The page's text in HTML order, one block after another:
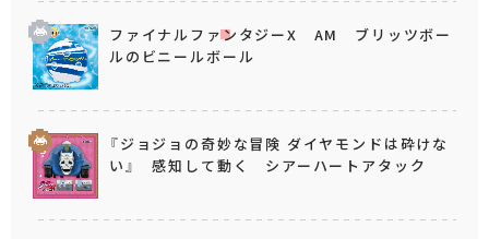
ファイナルファンタジーX AM ブリッツボー
ルのビニールボール
『ジョジョの奇妙な冒険 ダイヤモンドは砕けな
い』 感知して動く シアーハートアタック